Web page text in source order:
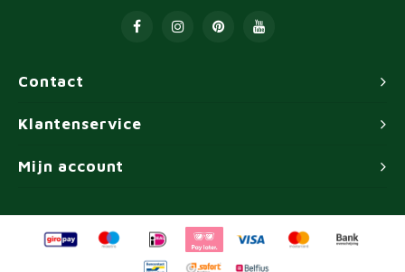
Contact
Klantenservice
Mijn account